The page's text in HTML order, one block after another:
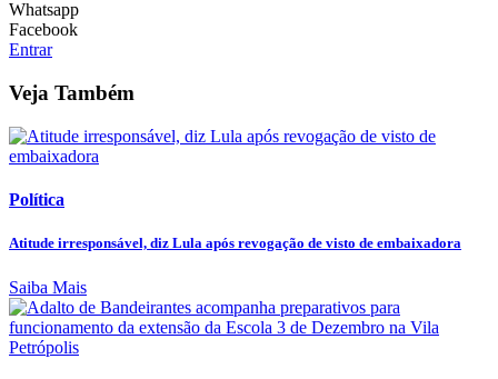
Whatsapp
Facebook
Entrar
Veja Também
Política
Atitude irresponsável, diz Lula após revogação de visto de embaixadora
Saiba Mais